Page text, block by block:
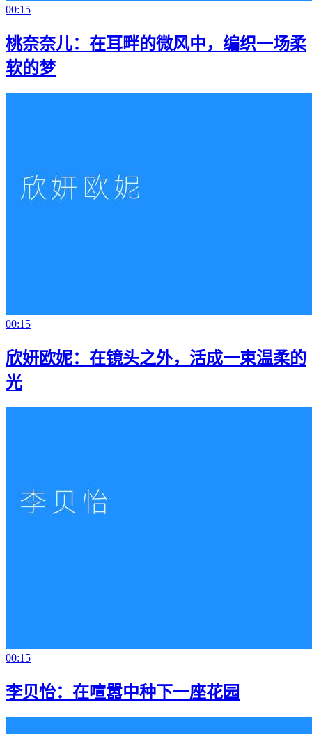
00:15
桃奈奈儿：在耳畔的微风中，编织一场柔
软的梦
00:15
欣妍欧妮：在镜头之外，活成一束温柔的
光
00:15
李贝怡：在喧嚣中种下一座花园